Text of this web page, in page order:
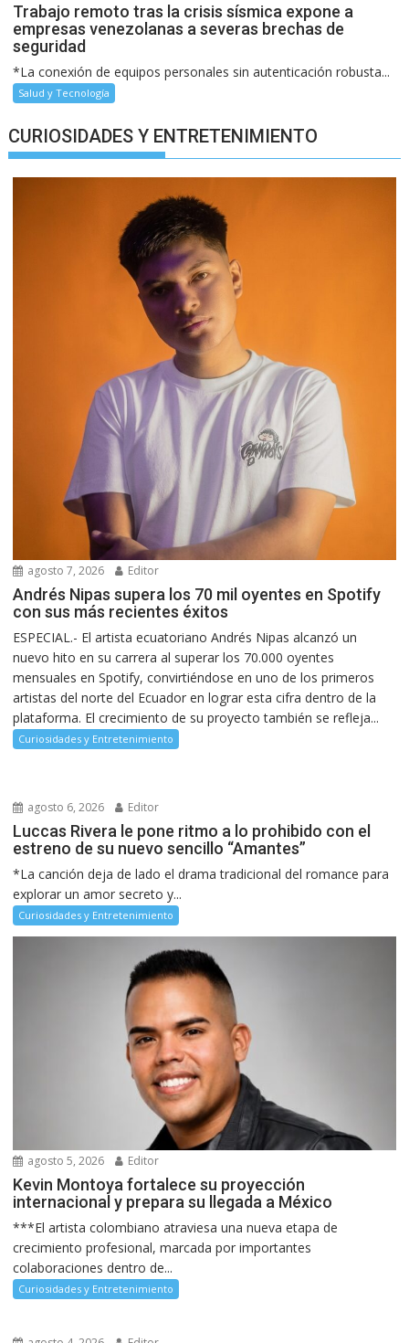
Trabajo remoto tras la crisis sísmica expone a
empresas venezolanas a severas brechas de
seguridad
*La conexión de equipos personales sin autenticación robusta...
Salud y Tecnología
CURIOSIDADES Y ENTRETENIMIENTO
agosto 7, 2026 Editor
Andrés Nipas supera los 70 mil oyentes en Spotify
con sus más recientes éxitos
ESPECIAL.- El artista ecuatoriano Andrés Nipas alcanzó un
nuevo hito en su carrera al superar los 70.000 oyentes
mensuales en Spotify, convirtiéndose en uno de los primeros
artistas del norte del Ecuador en lograr esta cifra dentro de la
plataforma. El crecimiento de su proyecto también se refleja...
Curiosidades y Entretenimiento
agosto 6, 2026 Editor
Luccas Rivera le pone ritmo a lo prohibido con el
estreno de su nuevo sencillo “Amantes”
*La canción deja de lado el drama tradicional del romance para
explorar un amor secreto y...
Curiosidades y Entretenimiento
agosto 5, 2026 Editor
Kevin Montoya fortalece su proyección
internacional y prepara su llegada a México
***El artista colombiano atraviesa una nueva etapa de
crecimiento profesional, marcada por importantes
colaboraciones dentro de...
Curiosidades y Entretenimiento